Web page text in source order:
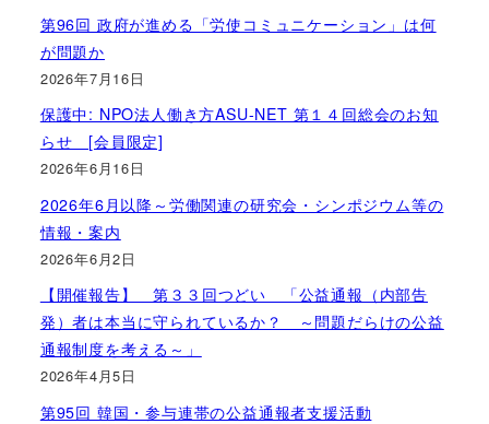
第96回 政府が進める「労使コミュニケーション」は何
が問題か
2026年7月16日
保護中: NPO法人働き方ASU-NET 第１４回総会のお知
らせ [会員限定]
2026年6月16日
2026年6月以降～労働関連の研究会・シンポジウム等の
情報・案内
2026年6月2日
【開催報告】 第３３回つどい 「公益通報（内部告
発）者は本当に守られているか？ ～問題だらけの公益
通報制度を考える～」
2026年4月5日
第95回 韓国・参与連帯の公益通報者支援活動